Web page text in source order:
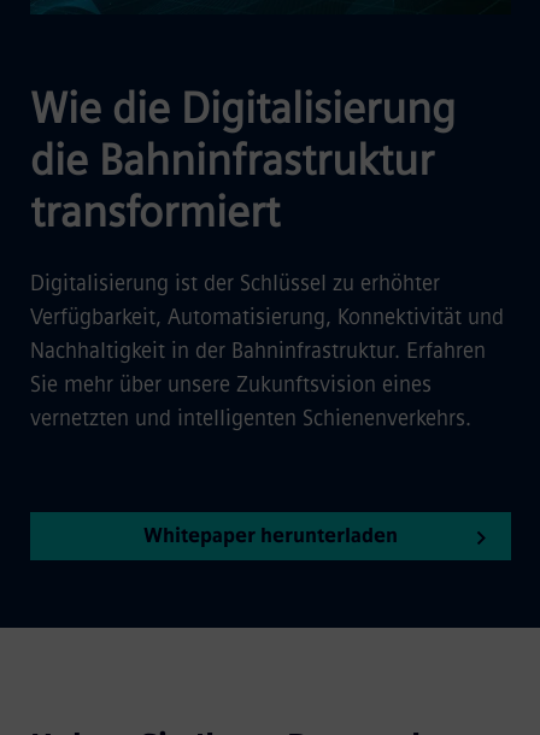
Wie die Digitalisierung
die Bahninfrastruktur
transformiert
Digitalisierung ist der Schlüssel zu erhöhter
Verfügbarkeit, Automatisierung, Konnektivität und
Nachhaltigkeit in der Bahninfrastruktur. Erfahren
Sie mehr über unsere Zukunftsvision eines
vernetzten und intelligenten Schienenverkehrs.
Whitepaper herunterladen